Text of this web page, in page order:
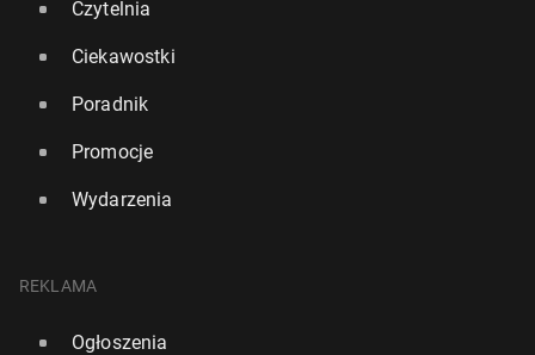
Czytelnia
Ciekawostki
Poradnik
Promocje
Wydarzenia
REKLAMA
Ogłoszenia